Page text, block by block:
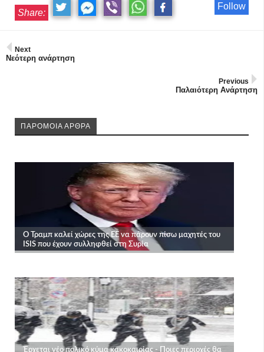
Follow
Share:
Next
Νεότερη ανάρτηση
Previous
Παλαιότερη Ανάρτηση
ΠΑΡΟΜΟΙΑ ΑΡΘΡΑ